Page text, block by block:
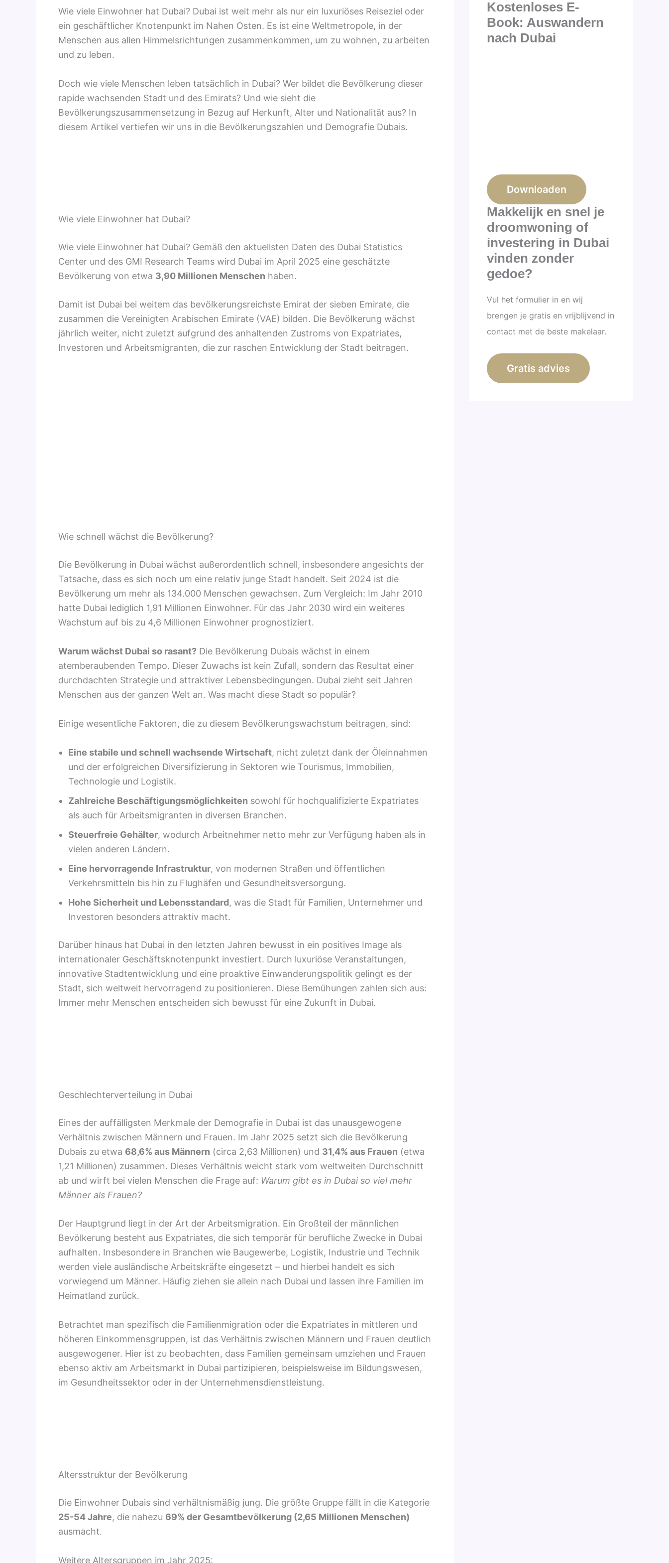
Wie viele Einwohner hat Dubai? Dubai ist weit mehr als nur ein luxuriöses Reiseziel oder
ein geschäftlicher Knotenpunkt im Nahen Osten. Es ist eine Weltmetropole, in der
Menschen aus allen Himmelsrichtungen zusammenkommen, um zu wohnen, zu arbeiten
und zu leben.
Doch wie viele Menschen leben tatsächlich in Dubai? Wer bildet die Bevölkerung dieser
rapide wachsenden Stadt und des Emirats? Und wie sieht die
Bevölkerungszusammensetzung in Bezug auf Herkunft, Alter und Nationalität aus? In
diesem Artikel vertiefen wir uns in die Bevölkerungszahlen und Demografie Dubais.
Wie viele Einwohner hat Dubai?
Wie viele Einwohner hat Dubai? Gemäß den aktuellsten Daten des Dubai Statistics
Center und des GMI Research Teams wird Dubai im April 2025 eine geschätzte
Bevölkerung von etwa 3,90 Millionen Menschen haben.
Damit ist Dubai bei weitem das bevölkerungsreichste Emirat der sieben Emirate, die
zusammen die Vereinigten Arabischen Emirate (VAE) bilden. Die Bevölkerung wächst
jährlich weiter, nicht zuletzt aufgrund des anhaltenden Zustroms von Expatriates,
Investoren und Arbeitsmigranten, die zur raschen Entwicklung der Stadt beitragen.
Wie schnell wächst die Bevölkerung?
Die Bevölkerung in Dubai wächst außerordentlich schnell, insbesondere angesichts der
Tatsache, dass es sich noch um eine relativ junge Stadt handelt. Seit 2024 ist die
Bevölkerung um mehr als 134.000 Menschen gewachsen. Zum Vergleich: Im Jahr 2010
hatte Dubai lediglich 1,91 Millionen Einwohner. Für das Jahr 2030 wird ein weiteres
Wachstum auf bis zu 4,6 Millionen Einwohner prognostiziert.
Warum wächst Dubai so rasant? Die Bevölkerung Dubais wächst in einem
atemberaubenden Tempo. Dieser Zuwachs ist kein Zufall, sondern das Resultat einer
durchdachten Strategie und attraktiver Lebensbedingungen. Dubai zieht seit Jahren
Menschen aus der ganzen Welt an. Was macht diese Stadt so populär?
Einige wesentliche Faktoren, die zu diesem Bevölkerungswachstum beitragen, sind:
Eine stabile und schnell wachsende Wirtschaft, nicht zuletzt dank der Öleinnahmen
und der erfolgreichen Diversifizierung in Sektoren wie Tourismus, Immobilien,
Technologie und Logistik.
Zahlreiche Beschäftigungsmöglichkeiten sowohl für hochqualifizierte Expatriates
als auch für Arbeitsmigranten in diversen Branchen.
Steuerfreie Gehälter, wodurch Arbeitnehmer netto mehr zur Verfügung haben als in
vielen anderen Ländern.
Eine hervorragende Infrastruktur, von modernen Straßen und öffentlichen
Verkehrsmitteln bis hin zu Flughäfen und Gesundheitsversorgung.
Hohe Sicherheit und Lebensstandard, was die Stadt für Familien, Unternehmer und
Investoren besonders attraktiv macht.
Darüber hinaus hat Dubai in den letzten Jahren bewusst in ein positives Image als
internationaler Geschäftsknotenpunkt investiert. Durch luxuriöse Veranstaltungen,
innovative Stadtentwicklung und eine proaktive Einwanderungspolitik gelingt es der
Stadt, sich weltweit hervorragend zu positionieren. Diese Bemühungen zahlen sich aus:
Immer mehr Menschen entscheiden sich bewusst für eine Zukunft in Dubai.
Geschlechterverteilung in Dubai
Eines der auffälligsten Merkmale der Demografie in Dubai ist das unausgewogene
Verhältnis zwischen Männern und Frauen. Im Jahr 2025 setzt sich die Bevölkerung
Dubais zu etwa 68,6% aus Männern (circa 2,63 Millionen) und 31,4% aus Frauen (etwa
1,21 Millionen) zusammen. Dieses Verhältnis weicht stark vom weltweiten Durchschnitt
ab und wirft bei vielen Menschen die Frage auf: Warum gibt es in Dubai so viel mehr
Männer als Frauen?
Der Hauptgrund liegt in der Art der Arbeitsmigration. Ein Großteil der männlichen
Bevölkerung besteht aus Expatriates, die sich temporär für berufliche Zwecke in Dubai
aufhalten. Insbesondere in Branchen wie Baugewerbe, Logistik, Industrie und Technik
werden viele ausländische Arbeitskräfte eingesetzt – und hierbei handelt es sich
vorwiegend um Männer. Häufig ziehen sie allein nach Dubai und lassen ihre Familien im
Heimatland zurück.
Betrachtet man spezifisch die Familienmigration oder die Expatriates in mittleren und
höheren Einkommensgruppen, ist das Verhältnis zwischen Männern und Frauen deutlich
ausgewogener. Hier ist zu beobachten, dass Familien gemeinsam umziehen und Frauen
ebenso aktiv am Arbeitsmarkt in Dubai partizipieren, beispielsweise im Bildungswesen,
im Gesundheitssektor oder in der Unternehmensdienstleistung.
Altersstruktur der Bevölkerung
Die Einwohner Dubais sind verhältnismäßig jung. Die größte Gruppe fällt in die Kategorie
25-54 Jahre, die nahezu 69% der Gesamtbevölkerung (2,65 Millionen Menschen)
ausmacht.
Weitere Altersgruppen im Jahr 2025:
Kostenloses E-
Book: Auswandern
nach Dubai
Downloaden
Makkelijk en snel je
droomwoning of
investering in Dubai
vinden zonder
gedoe?
Vul het formulier in en wij
brengen je gratis en vrijblijvend in
contact met de beste makelaar.
Gratis advies